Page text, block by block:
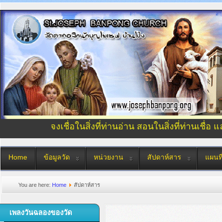
จงเชื่อในสิ่งที่ท่านอ่าน สอนในสิ่งที่ท่านเชื่อ
Home ข้อมูลวัด หน่วยงาน สัปดาห์สาร แผน
You are here: Home สัปดาห์สาร
เพลงวันฉลองของวัด